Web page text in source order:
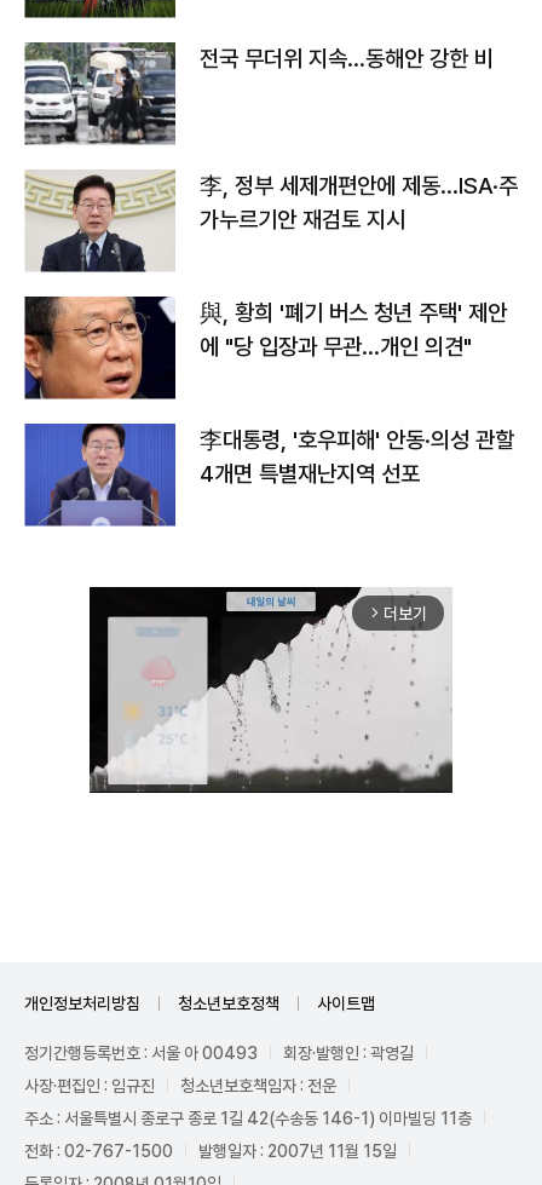
전국 무더위 지속…동해안 강한 비
李, 정부 세제개편안에 제동…ISA·주
가누르기안 재검토 지시
與, 황희 '폐기 버스 청년 주택' 제안
에 "당 입장과 무관…개인 의견"
李대통령, '호우피해' 안동·의성 관할
4개면 특별재난지역 선포
arrow_forward_ios 더보기
개인정보처리방침 청소년보호정책 사이트맵
정기간행등록번호 : 서울 아 00493
회장·발행인 : 곽영길
사장·편집인 : 임규진
청소년보호책임자 : 전운
주소 : 서울특별시 종로구 종로 1길 42(수송동 146-1) 이마빌딩 11층
전화 : 02-767-1500
발행일자 : 2007년 11월 15일